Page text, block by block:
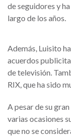
de seguidores y
largo de los años.
Además, Luisito
acuerdos
de televisión.
RIX, que ha sido
A pesar de su
varias ocasiones
que no se